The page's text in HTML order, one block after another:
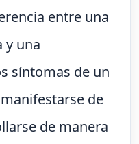
entre una
y una
síntomas de un
de
de manera